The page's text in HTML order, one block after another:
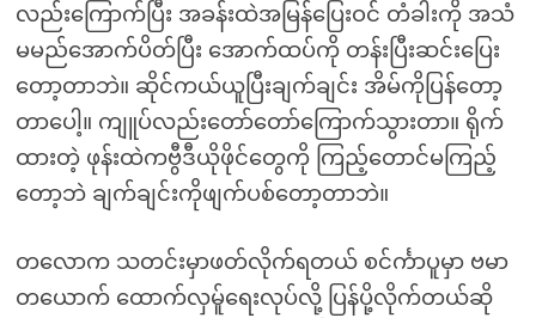
လည်းကြောက်ပြီး အခန်းထဲအမြန်ပြေးဝင် တံခါးကို အသံ
မမည်အောက်ပိတ်ပြီး အောက်ထပ်ကို တန်းပြီးဆင်းပြေး
တော့တာဘဲ။ ဆိုင်ကယ်ယူပြီးချက်ချင်း အိမ်ကိုပြန်တော့
တာပေါ့။ ကျူပ်လည်းတော်တော်ကြောက်သွားတာ။ ရိုက်
ထားတဲ့ ဖုန်းထဲကဗွီဒီယိုဖိုင်တွေကို ကြည့်တောင်မကြည့်
တော့ဘဲ ချက်ချင်းကိုဖျက်ပစ်တော့တာဘဲ။
တလောက သတင်းမှာဖတ်လိုက်ရတယ် စင်င်္ကာပူမှာ ဗမာ
တယောက် ထောက်လှမ်ူရေးလုပ်လို့ ပြန်ပို့လိုက်တယ်ဆို